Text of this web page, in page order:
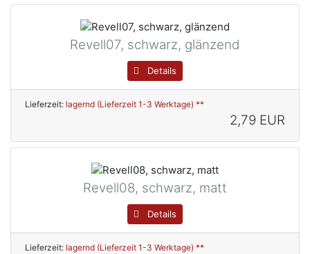
Revell07, schwarz, glänzend
Details
Lieferzeit: lagernd (Lieferzeit 1-3 Werktage) **
2,79 EUR
Revell08, schwarz, matt
Details
Lieferzeit: lagernd (Lieferzeit 1-3 Werktage) **